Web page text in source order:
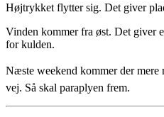
Højtrykket flytter sig. Det giver
Vinden kommer fra øst. Det giver
for kulden.
Næste weekend kommer der
vej. Så skal paraplyen frem.